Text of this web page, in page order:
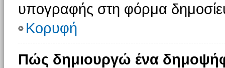
υπογραφής στη φόρμα
Κορυφή
Πώς δημιουργώ ένα